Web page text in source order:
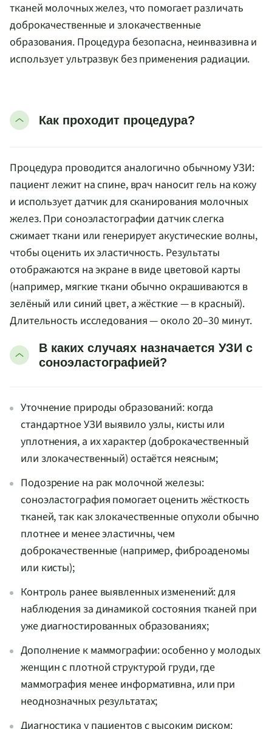
тканей молочных желез, что помогает различать
доброкачественные и злокачественные
образования. Процедура безопасна, неинвазивна и
использует ультразвук без применения радиации.
Как проходит процедура?
Процедура проводится аналогично обычному УЗИ:
пациент лежит на спине, врач наносит гель на кожу
и использует датчик для сканирования молочных
желез. При соноэластографии датчик слегка
сжимает ткани или генерирует акустические волны,
чтобы оценить их эластичность. Результаты
отображаются на экране в виде цветовой карты
(например, мягкие ткани обычно окрашиваются в
зелёный или синий цвет, а жёсткие — в красный).
Длительность исследования — около 20–30 минут.
В каких случаях назначается УЗИ с
соноэластографией?
Уточнение природы образований: когда
стандартное УЗИ выявило узлы, кисты или
уплотнения, а их характер (доброкачественный
или злокачественный) остаётся неясным;
Подозрение на рак молочной железы:
соноэластография помогает оценить жёсткость
тканей, так как злокачественные опухоли обычно
плотнее и менее эластичны, чем
доброкачественные (например, фиброаденомы
или кисты);
Контроль ранее выявленных изменений: для
наблюдения за динамикой состояния тканей при
уже диагностированных образованиях;
Дополнение к маммографии: особенно у молодых
женщин с плотной структурой груди, где
маммография менее информативна, или при
неоднозначных результатах;
Диагностика у пациентов с высоким риском: